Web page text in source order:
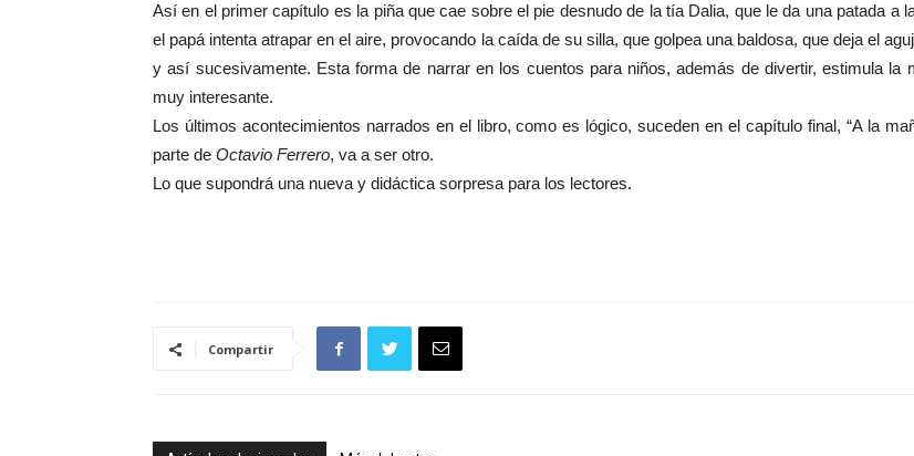
Así en el primer capítulo es la piña que cae sobre el pie desnudo de la tía Dalia, que le da una patada a
el papá intenta atrapar en el aire, provocando la caída de su silla, que golpea una baldosa, que deja el
y así sucesivamente. Esta forma de narrar en los cuentos para niños, además de divertir, estimula
muy interesante.
Los últimos acontecimientos narrados en el libro, como es lógico, suceden en el capítulo final, “A la
parte de Octavio Ferrero, va a ser otro.
Lo que supondrá una nueva y didáctica sorpresa para los lectores.
Compartir